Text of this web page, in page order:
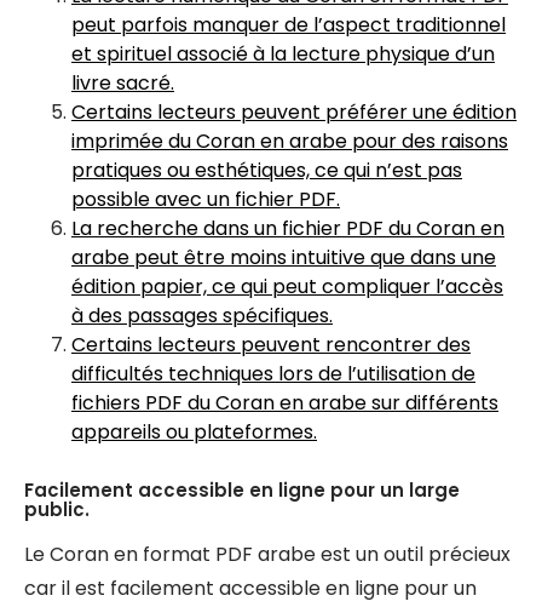
peut parfois manquer de l’aspect traditionnel
et spirituel associé à la lecture physique d’un
livre sacré.
Certains lecteurs peuvent préférer une édition
imprimée du Coran en arabe pour des raisons
pratiques ou esthétiques, ce qui n’est pas
possible avec un fichier PDF.
La recherche dans un fichier PDF du Coran en
arabe peut être moins intuitive que dans une
édition papier, ce qui peut compliquer l’accès
à des passages spécifiques.
Certains lecteurs peuvent rencontrer des
difficultés techniques lors de l’utilisation de
fichiers PDF du Coran en arabe sur différents
appareils ou plateformes.
Facilement accessible en ligne pour un large
public.
Le Coran en format PDF arabe est un outil précieux
car il est facilement accessible en ligne pour un